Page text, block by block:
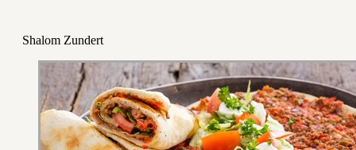
Shalom Zundert